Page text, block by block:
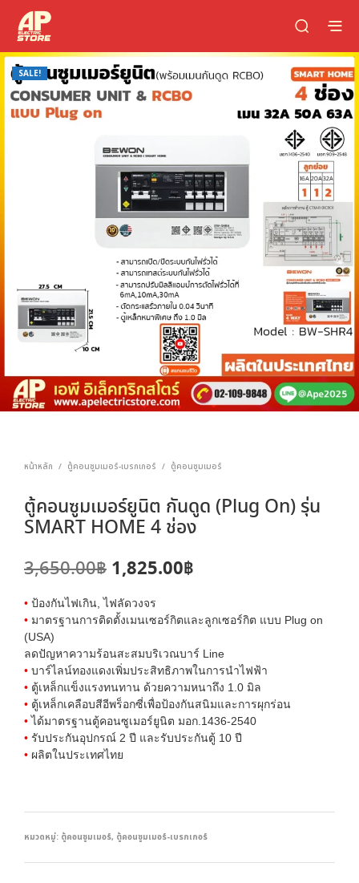
SALE!
หน้าหลัก / ตู้คอนซูมเมอร์-เบรกเกอร์ / ตู้คอนซูมเมอร์
ตู้คอนซูมเมอร์ยูนิต กันดูด (Plug On) รุ่น
SMART HOME 4 ช่อง
3,650.00฿ Original
price
was:
3,650.00฿.
1,825.00฿
is:
1,825.00฿.
• ป้องกันไฟเกิน, ไฟลัดวงจร
• มาตรฐานการติดตั้งเมนเซอร์กิตและลูกเซอร์กิต แบบ Plug on
(USA)
ลดปัญหาความร้อนสะสมบริเวณบาร์ Line
• บาร์ไลน์ทองแดงเพิ่มประสิทธิภาพในการนำไฟฟ้า
• ตู้เหล็กแข็งแรงทนทาน ด้วยความหนาถึง 1.0 มิล
• ตู้เหล็กเคลือบสีอีพร็อกซี่เพื่อป้องกันสนิมและการผุกร่อน
•ได้มาตรฐานตู้คอนซูเมอร์ยูนิต มอก.1436-2540
• รับประกันอุปกรณ์ 2 ปี และรับประกันตู้ 10 ปี
• ผลิตในประเทศไทย
หมวดหมู่: ตู้คอนซูมเมอร์, ตู้คอนซูมเมอร์-เบรกเกอร์